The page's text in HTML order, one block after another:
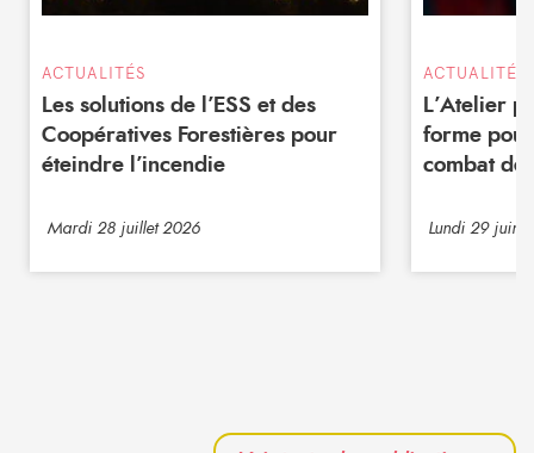
ACTUALITÉS
Les solutions de l’ESS et des
Coopératives Forestières pour
éteindre l’incendie
Mardi 28 juillet 2026
ACTUALITÉS
L’Atelier
forme
combat de
Lundi 29 juin